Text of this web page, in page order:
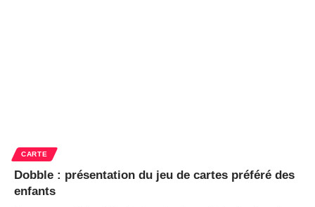
CARTE
Dobble : présentation du jeu de cartes préféré des
enfants